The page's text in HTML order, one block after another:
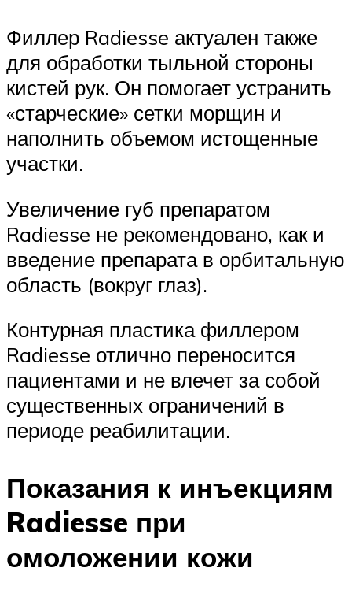
Филлер Radiesse актуален также
для обработки тыльной стороны
кистей рук. Он помогает устранить
«старческие» сетки морщин и
наполнить объемом истощенные
участки.
Увеличение губ препаратом
Radiesse не рекомендовано, как и
введение препарата в орбитальную
область (вокруг глаз).
Контурная пластика филлером
Radiesse отлично переносится
пациентами и не влечет за собой
существенных ограничений в
периоде реабилитации.
Показания к инъекциям
Radiesse при
омоложении кожи